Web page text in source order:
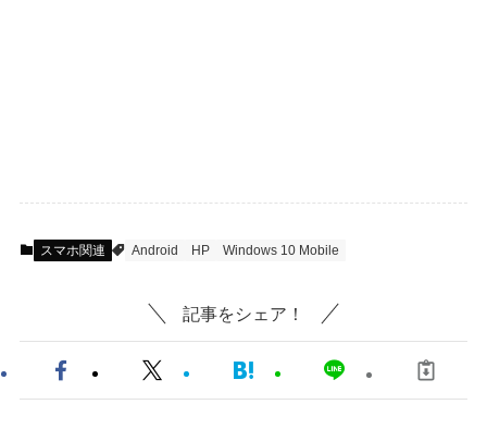
スマホ関連 Android HP Windows 10 Mobile
記事をシェア！